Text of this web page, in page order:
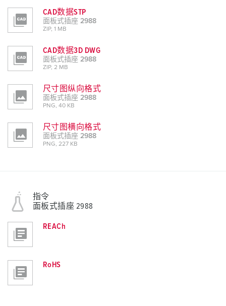
CAD数据STP
面板式插座 2988
ZIP, 1 MB
CAD数据3D DWG
面板式插座 2988
ZIP, 2 MB
尺寸图纵向格式
面板式插座 2988
PNG, 40 KB
尺寸图横向格式
面板式插座 2988
PNG, 227 KB
指令
面板式插座 2988
REACh
RoHS